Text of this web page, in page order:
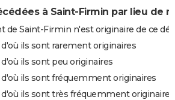
à Saint-Firmin par lieu de
de Saint-Firmin n'est originaire de ce
ils sont rarement originaires
ils sont peu originaires
ils sont fréquemment originaires
ils sont très fréquemment originaires